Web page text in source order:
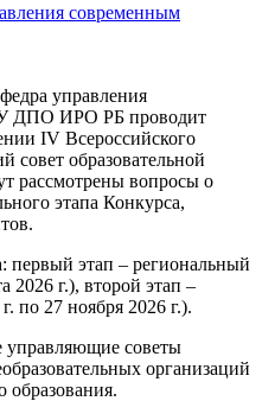
современным
управления
ДПО ИРО РБ проводит
IV Всероссийского
образовательной
рассмотрены вопросы о
этапа Конкурса,
первый этап – региональный
2026 г.), второй этап –
по 27 ноября 2026 г.).
управляющие советы
организаций
образования.